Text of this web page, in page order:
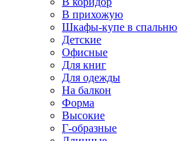
В прихожую
Шкафы-купе в спальню
Детские
Офисные
Для книг
Для одежды
На балкон
Форма
Высокие
Г-образные